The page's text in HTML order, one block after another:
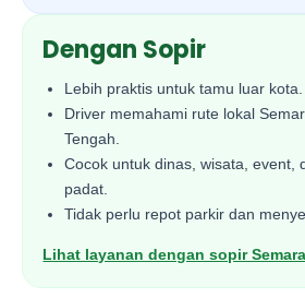
Dengan Sopir
Lebih praktis untuk tamu luar kota.
Driver memahami rute lokal
Tengah.
Cocok untuk dinas, wisata, event,
padat.
Tidak perlu repot parkir dan
Lihat layanan dengan sopir